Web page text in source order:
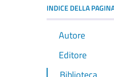
INDICE DELLA
Autore
Editore